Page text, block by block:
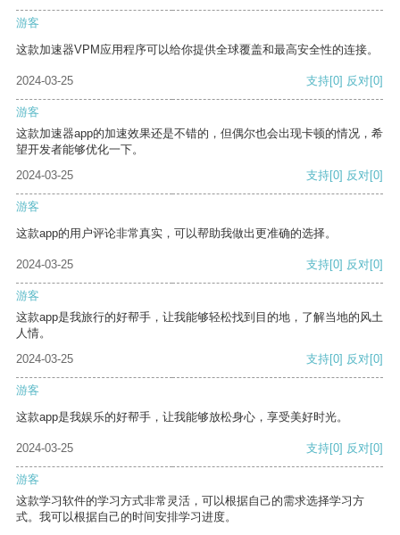
游客
这款加速器VPM应用程序可以给你提供全球覆盖和最高安全性的连接。
2024-03-25 支持[0] 反对[0]
游客
这款加速器app的加速效果还是不错的，但偶尔也会出现卡顿的情况，希
望开发者能够优化一下。
2024-03-25
支持[0] 反对[0]
游客
这款app的用户评论非常真实，可以帮助我做出更准确的选择。
2024-03-25 支持[0] 反对[0]
游客
这款app是我旅行的好帮手，让我能够轻松找到目的地，了解当地的风土
人情。
2024-03-25
支持[0] 反对[0]
游客
这款app是我娱乐的好帮手，让我能够放松身心，享受美好时光。
2024-03-25 支持[0] 反对[0]
游客
这款学习软件的学习方式非常灵活，可以根据自己的需求选择学习方
式。我可以根据自己的时间安排学习进度。